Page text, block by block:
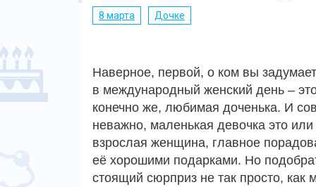
8 марта Дочке
Наверное, первой, о ком вы
в международный женский день –
конечно же, любимая доченька. И
неважно, маленькая девочка это или
взрослая женщина, главное
её хорошими подарками. Но
стоящий сюрприз не так просто, как